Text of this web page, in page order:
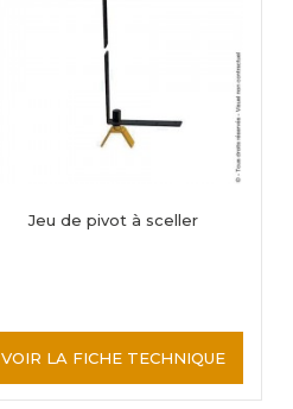
Jeu de pivot à sceller
VOIR LA FICHE TECHNIQUE